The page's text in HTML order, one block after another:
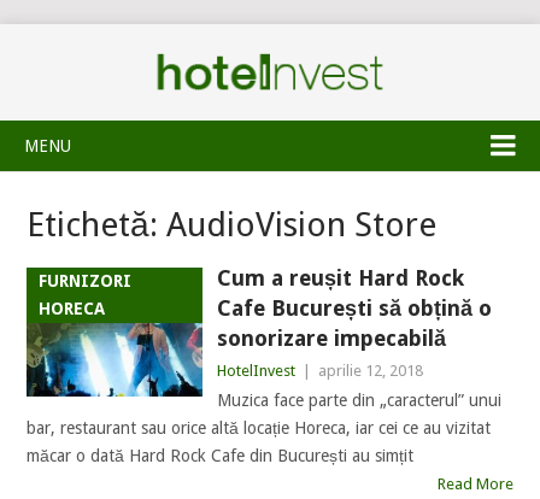
MENU
Etichetă:AudioVision Store
FURNIZORI
HORECA
Cum a reușit Hard Rock
Cafe București să obțină o
sonorizare impecabilă
HotelInvest aprilie 12, 2018
Muzica face parte din „caracterul” unui
bar, restaurant sau orice altă locație Horeca, iar cei ce au vizitat
măcar o dată Hard Rock Cafe din București au simțit
Read More